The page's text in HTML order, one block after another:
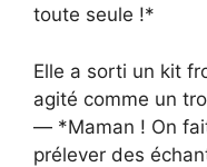
toute seule !*
Elle a sorti un kit
agité comme un
— *Maman ! On
prélever des